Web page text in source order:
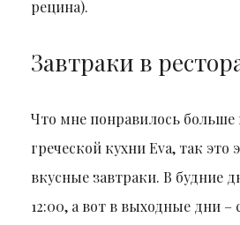
рецина).
Завтраки в
Что мне понравилось больше
греческой кухни Eva, так это
вкусные завтраки. В будние
12:00, а вот в выходные дни –